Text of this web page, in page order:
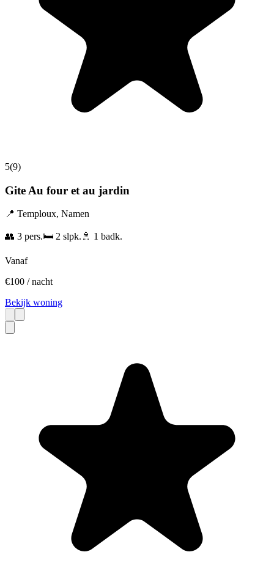
5(9)
Gite Au four et au jardin
📍 Temploux, Namen
👥 3 pers.🛏️ 2 slpk. 🚿 1 badk.
Vanaf
€100 / nacht
Bekijk woning